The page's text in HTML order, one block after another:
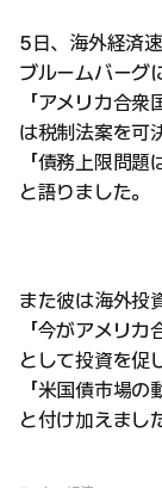
5日、海外経済
ブルームバーグ
「アメリカ合
は税制法案を可
「債務上限問題
と語りました。
また彼は海外投
「今がアメリカ
として投資を促
「米国債市場の
と付け加えまし